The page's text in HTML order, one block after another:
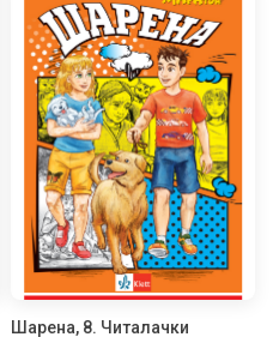
Шарена, 8. Читалачки